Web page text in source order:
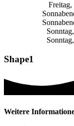
Freitag,
Sonntag,
Sonntag,
Shape1
Weitere